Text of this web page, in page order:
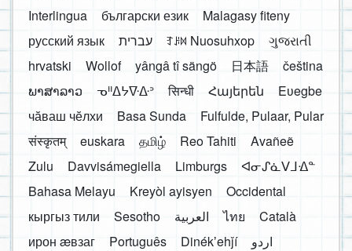
Interlingua
български език
Malagasy fiteny
русский язык
עברית ꆈꌠ꒿ Nuosuhxop
ગુજરાતી
hrvatski
Wollof yângâ tî sängö 日本語
čeština
ພາສາລາວ
ᓀᐦᐃᔭᐍᐏᐣ सिन्धी Հայերեն
Eʋegbe
чӑваш чӗлхи
Basa Sunda
Fulfulde, Pulaar, Pular
संस्कृतम्
euskara தமிழ் Reo Tahiti
Avañeẽ
Zulu
Davvisámegiella Limburgs
ᐊᓂᔑᓈᐯᒧᐎᓐ
Bahasa Melayu
Kreyòl ayisyen
Occidental
кыргыз тили
Sesotho العربية ไทย
Català
ирон æвзаг
Português Dinékʼehǰí
اردو